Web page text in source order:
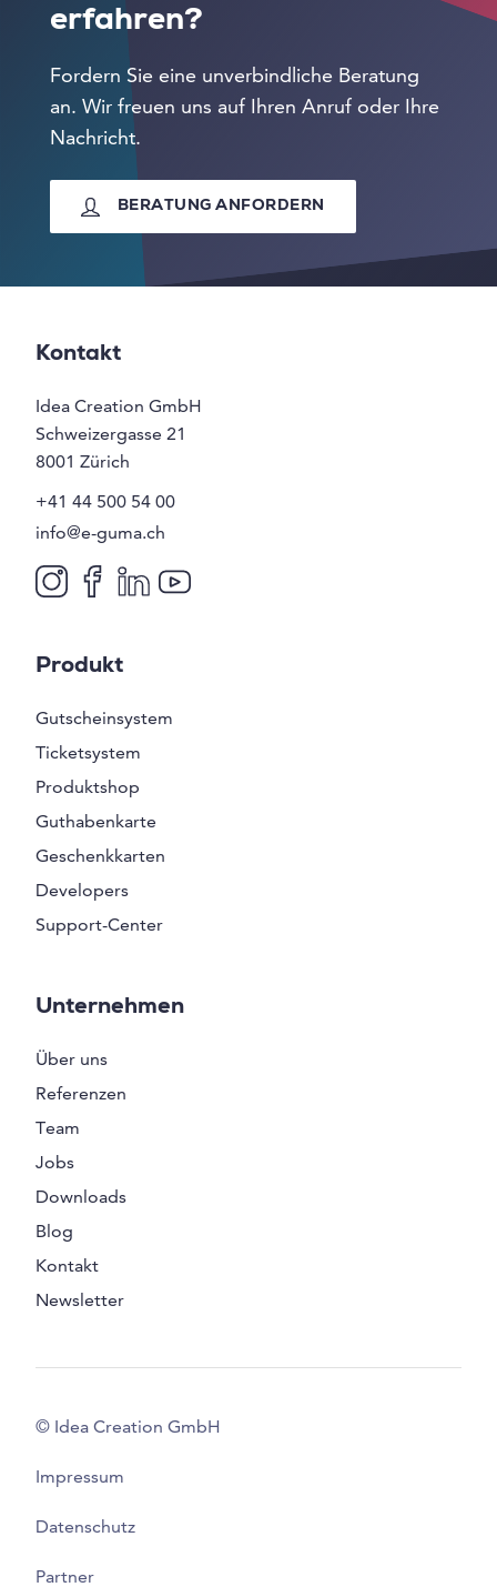
erfahren?
Fordern Sie eine unverbindliche Beratung
an. Wir freuen uns auf Ihren Anruf oder Ihre
Nachricht.
BERATUNG ANFORDERN
Kontakt
Idea Creation GmbH
Schweizergasse 21
8001 Zürich
+41 44 500 54 00
info@e-guma.ch
Produkt
Gutscheinsystem
Ticketsystem
Produktshop
Guthabenkarte
Geschenkkarten
Developers
Support-Center
Unternehmen
Über uns
Referenzen
Team
Jobs
Downloads
Blog
Kontakt
Newsletter
© Idea Creation GmbH
Impressum
Datenschutz
Partner